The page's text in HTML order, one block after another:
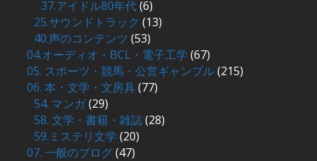
37.アイドル80年代(6)
25.サウンドトラック (13)
40.声のコンテンツ (53)
04.オーディオ・BCL・電子工学 (67)
05. スポーツ・競馬・公営ギャンブル(215)
06. 本・文学・文房具(77)
54. マンガ(29)
58. 文学・書籍・雑誌(28)
59.ミステリ文学 (20)
07. 一般のブログ(47)